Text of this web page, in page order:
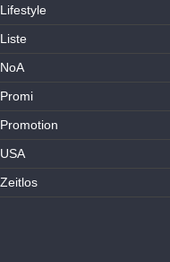
Lifestyle
Liste
NoA
Promi
Promotion
USA
Zeitlos